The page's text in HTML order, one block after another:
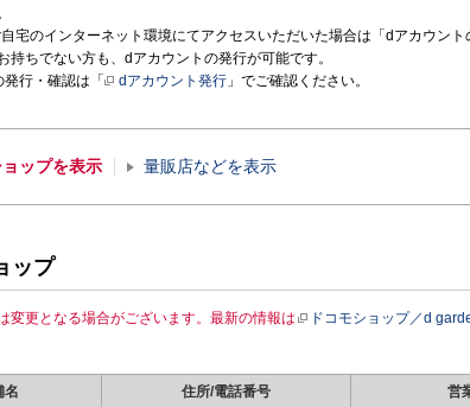
宅のインターネット環境にてアクセスいただいた場合は「dアカウン
持ちでない方も、dアカウントの発行が可能です。
行・確認は「
dアカウント発行 」でご確認ください。
ョップを表示 量販店などを表示
ップ
変更となる場合がございます。最新の情報は ドコモショップ／d
名 住所/電話番号 営